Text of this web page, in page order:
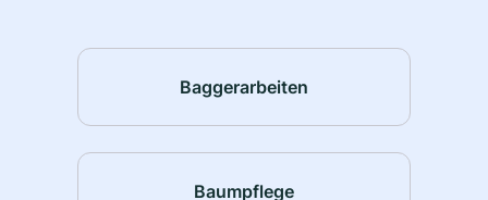
Baggerarbeiten
Baumpflege